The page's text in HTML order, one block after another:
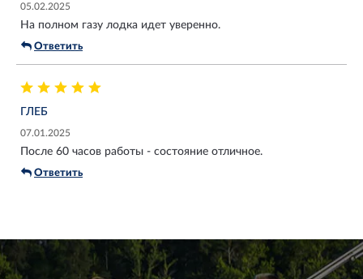
05.02.2025
На полном газу лодка идет уверенно.
Ответить
ГЛЕБ
07.01.2025
После 60 часов работы - состояние отличное.
Ответить